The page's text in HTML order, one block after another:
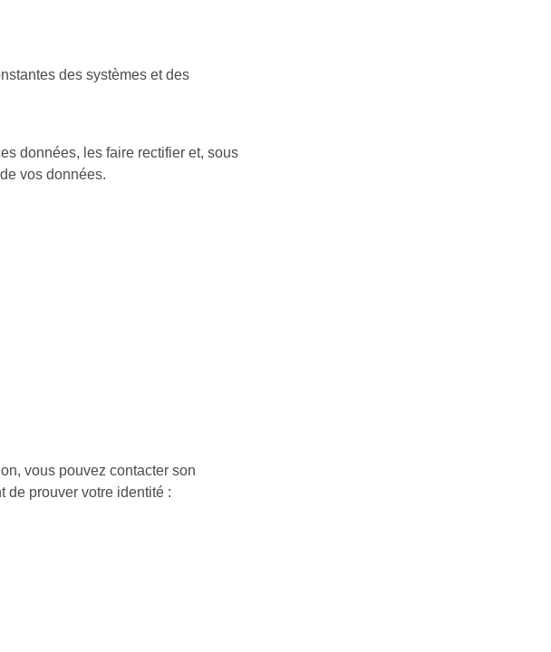
des systèmes et des
données, les faire rectifier et, sous
vos données.
vous pouvez contacter son
de prouver votre identité :